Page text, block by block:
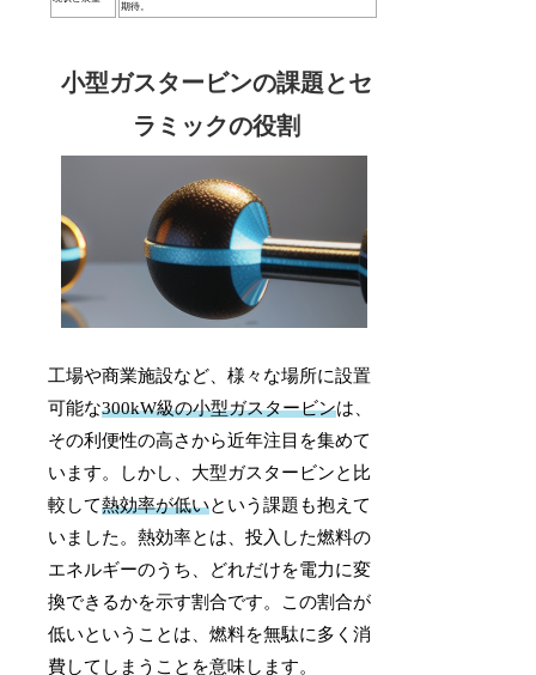
期待。
小型ガスタービンの課題とセ
ラミックの役割
工場や商業施設など、様々な場所に設置
可能な300kW級の小型ガスタービンは、
その利便性の高さから近年注目を集めて
います。しかし、大型ガスタービンと比
較して熱効率が低いという課題も抱えて
いました。熱効率とは、投入した燃料の
エネルギーのうち、どれだけを電力に変
換できるかを示す割合です。この割合が
低いということは、燃料を無駄に多く消
費してしまうことを意味します。